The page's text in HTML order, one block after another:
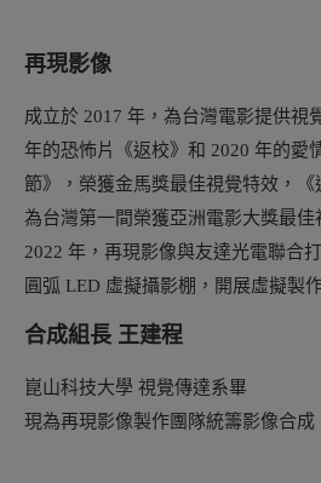
再現影像
成立於 2017 年，為台灣電影提供視
年的恐怖片《返校》和 2020 年的愛
節》，榮獲金馬獎最佳視覺特效，
為台灣第一間榮獲亞洲電影大獎最佳
2022 年，再現影像與友達光電聯合
圓弧 LED 虛擬攝影棚，開展虛擬製
合成組長 王建程
崑山科技大學 視覺傳達系畢
現為再現影像製作團隊統籌影像合成